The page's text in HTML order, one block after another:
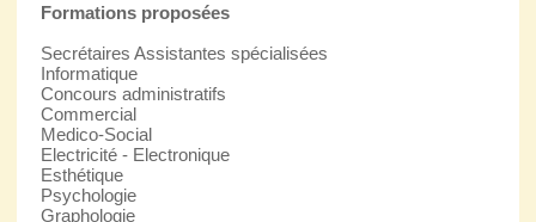
Formations proposées
Secrétaires Assistantes spécialisées
Informatique
Concours administratifs
Commercial
Medico-Social
Electricité - Electronique
Esthétique
Psychologie
Graphologie